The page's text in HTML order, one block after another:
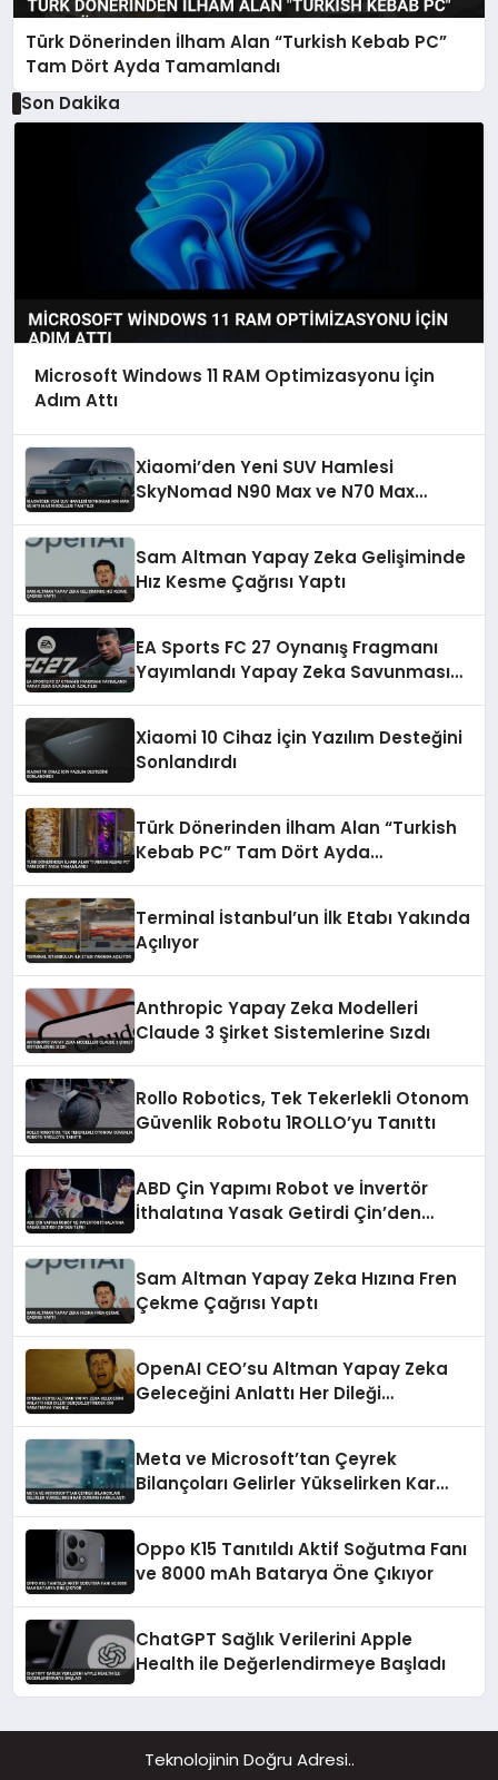
Türk Dönerinden İlham Alan “Turkish Kebab PC”
Tam Dört Ayda Tamamlandı
Son Dakika
Microsoft Windows 11 RAM Optimizasyonu İçin
Adım Attı
Xiaomi’den Yeni SUV Hamlesi
SkyNomad N90 Max ve N70 Max
Sam Altman Yapay Zeka Gelişiminde
Hız Kesme Çağrısı Yaptı
EA Sports FC 27 Oynanış Fragmanı
Yayımlandı Yapay Zeka Savunması
Xiaomi 10 Cihaz İçin Yazılım Desteğini
Sonlandırdı
Türk Dönerinden İlham Alan “Turkish
Kebab PC” Tam Dört Ayda
Terminal İstanbul’un İlk Etabı Yakında
Açılıyor
Anthropic Yapay Zeka Modelleri
Claude 3 Şirket Sistemlerine Sızdı
Rollo Robotics, Tek Tekerlekli Otonom
Güvenlik Robotu 1ROLLO’yu Tanıttı
ABD Çin Yapımı Robot ve İnvertör
İthalatına Yasak Getirdi Çin’den
Sam Altman Yapay Zeka Hızına Fren
Çekme Çağrısı Yaptı
OpenAI CEO’su Altman Yapay Zeka
Geleceğini Anlattı Her Dileği
Meta ve Microsoft’tan Çeyrek
Bilançoları Gelirler Yükselirken Kar
Oppo K15 Tanıtıldı Aktif Soğutma Fanı
ve 8000 mAh Batarya Öne Çıkıyor
ChatGPT Sağlık Verilerini Apple
Health ile Değerlendirmeye Başladı
Teknolojinin Doğru Adresi..